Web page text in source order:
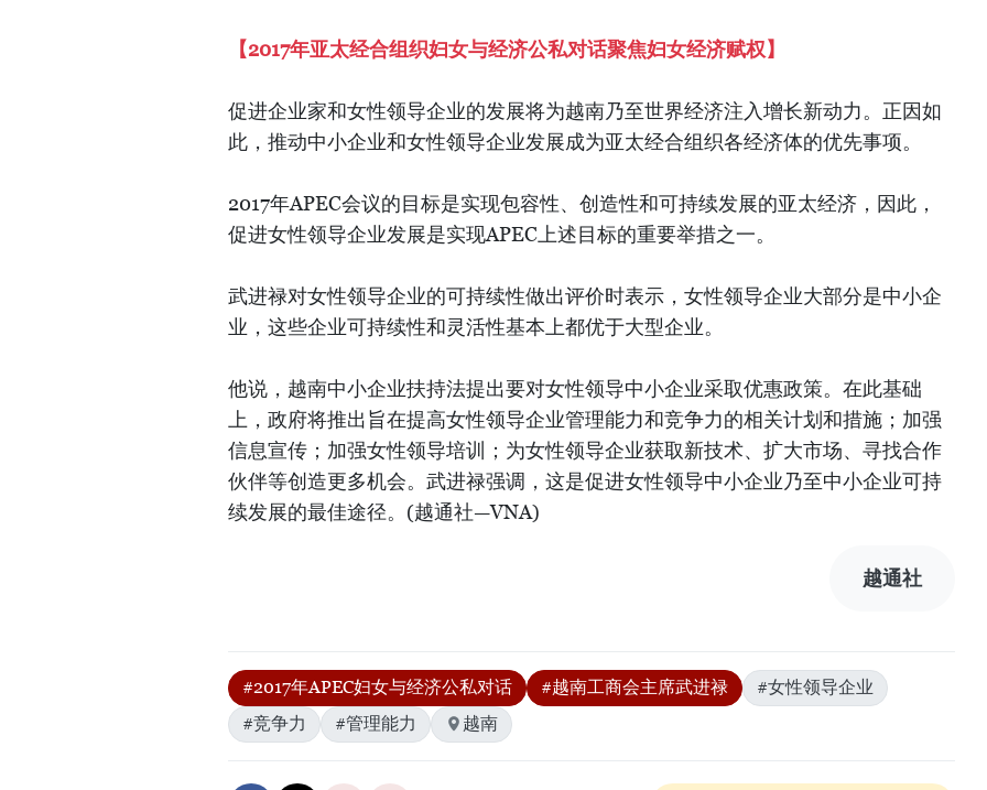
【2017年亚太经合组织妇女与经济公私对话聚焦妇女经济赋权】
促进企业家和女性领导企业的发展将为越南乃至世界经济注入增长新动力。正因如
此，推动中小企业和女性领导企业发展成为亚太经合组织各经济体的优先事项。
2017年APEC会议的目标是实现包容性、创造性和可持续发展的亚太经济，因此，
促进女性领导企业发展是实现APEC上述目标的重要举措之一。
武进禄对女性领导企业的可持续性做出评价时表示，女性领导企业大部分是中小企
业，这些企业可持续性和灵活性基本上都优于大型企业。
他说，越南中小企业扶持法提出要对女性领导中小企业采取优惠政策。在此基础
上，政府将推出旨在提高女性领导企业管理能力和竞争力的相关计划和措施；加强
信息宣传；加强女性领导培训；为女性领导企业获取新技术、扩大市场、寻找合作
伙伴等创造更多机会。武进禄强调，这是促进女性领导中小企业乃至中小企业可持
续发展的最佳途径。(越通社—VNA)
越通社
#2017年APEC妇女与经济公私对话 #越南工商会主席武进禄
#女性领导企业
#竞争力
#管理能力 越南